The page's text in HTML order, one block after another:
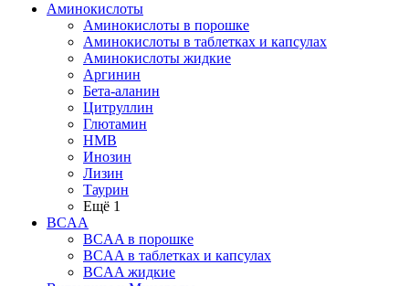
Аминокислоты
Аминокислоты в порошке
Аминокислоты в таблетках и капсулах
Аминокислоты жидкие
Аргинин
Бета-аланин
Цитруллин
Глютамин
HMB
Инозин
Лизин
Таурин
Ещё 1
BCAA
BCAA в порошке
BCAA в таблетках и капсулах
BCAA жидкие